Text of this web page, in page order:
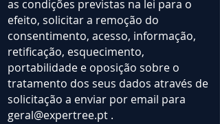
as condições previstas na lei para o
efeito, solicitar a remoção do
consentimento, acesso, informação,
retificação, esquecimento,
portabilidade e oposição sobre o
tratamento dos seus dados através de
solicitação a enviar por email para
geral@expertree.pt .